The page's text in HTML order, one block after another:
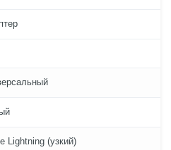
Lightning (узкий)